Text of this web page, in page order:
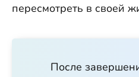
пересмотреть в своей
После